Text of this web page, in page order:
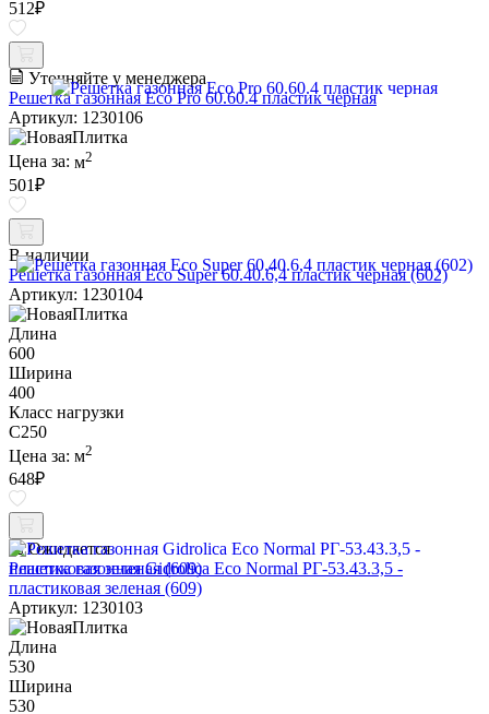
512₽
Уточняйте у менеджера
Решетка газонная Eco Pro 60.60.4 пластик черная
Артикул: 1230106
Цена за: м2
501₽
В наличии
Решетка газонная Eco Super 60.40.6,4 пластик черная (602)
Артикул: 1230104
Длина
600
Ширина
400
Класс нагрузки
C250
Цена за: м2
648₽
Ожидается
Решетка газонная Gidrolica Eco Normal РГ-53.43.3,5 -
пластиковая зеленая (609)
Артикул: 1230103
Длина
530
Ширина
530